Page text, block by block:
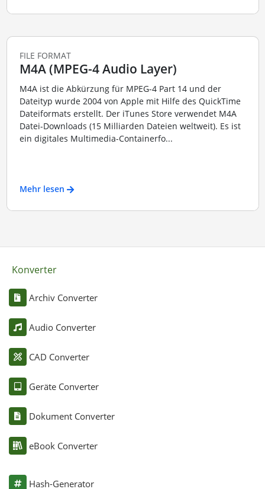
FILE FORMAT
M4A (MPEG-4 Audio Layer)
M4A ist die Abkürzung für MPEG-4 Part 14 und der
Dateityp wurde 2004 von Apple mit Hilfe des QuickTime
Dateiformats erstellt. Der iTunes Store verwendet M4A
Datei-Downloads (15 Milliarden Dateien weltweit). Es ist
ein digitales Multimedia-Containerfo...
Mehr lesen
Konverter
Archiv Converter
Audio Converter
CAD Converter
Geräte Converter
Dokument Converter
eBook Converter
Hash-Generator